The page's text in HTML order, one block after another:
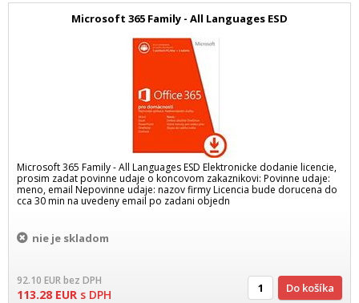
Microsoft 365 Family - All Languages ESD
Microsoft 365 Family - All Languages ESD Elektronicke dodanie licencie,
prosim zadat povinne udaje o koncovom zakaznikovi: Povinne udaje:
meno, email Nepovinne udaje: nazov firmy Licencia bude dorucena do
cca 30 min na uvedeny email po zadani objedn
nie je skladom
92.10 EURbez DPH
113.28 EUR s DPH Do košíka